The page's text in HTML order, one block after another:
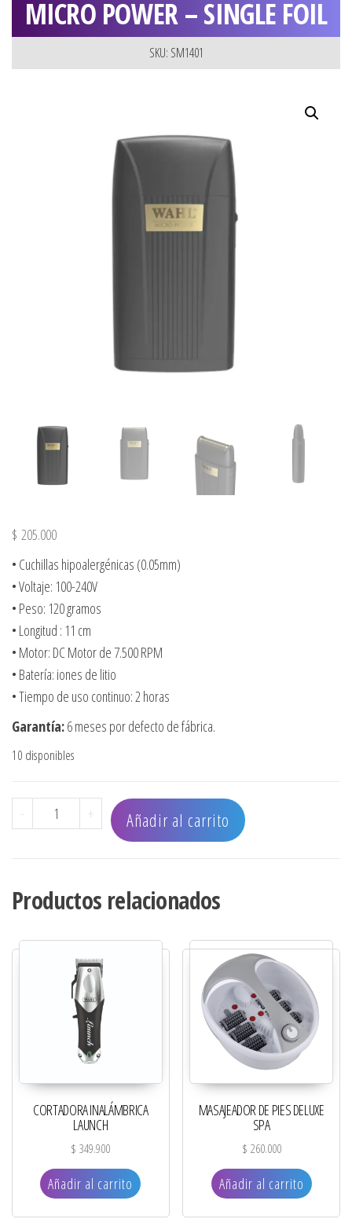
MICRO POWER – SINGLE FOIL
SKU: SM1401
$ 205.000
• Cuchillas hipoalergénicas (0.05mm)
• Voltaje: 100-240V
• Peso: 120 gramos
• Longitud : 11 cm
• Motor: DC Motor de 7.500 RPM
• Batería: iones de litio
• Tiempo de uso continuo: 2 horas
Garantía:6 meses por defecto de fábrica.
10 disponibles
- AFEITADORA INALÁMBRICA MICRO POWER - SINGLE
+ Añadir al carrito
Productos relacionados
CORTADORA INALÁMBRICA
LAUNCH
$ 349.900
Añadir al carrito
MASAJEADOR DE PIES DELUXE
SPA
$ 260.000
Añadir al carrito